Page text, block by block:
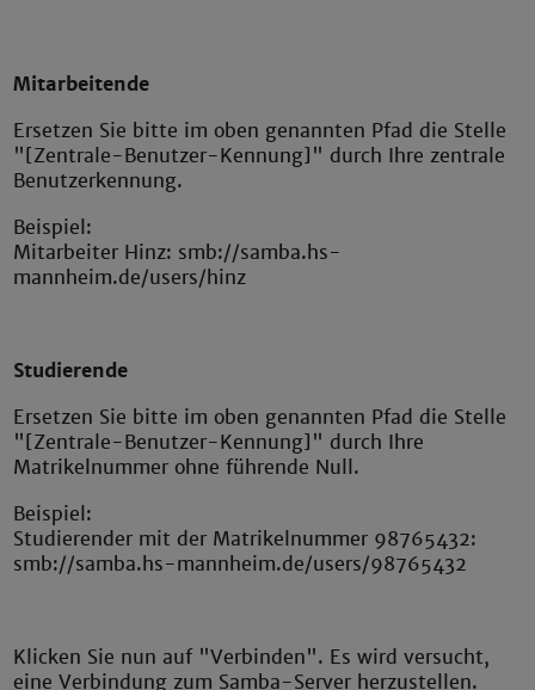
Mitarbeitende
Ersetzen Sie bitte im oben genannten Pfad die Stelle
"[Zentrale-Benutzer-Kennung]" durch Ihre zentrale
Benutzerkennung.
Beispiel:
Mitarbeiter Hinz: smb://samba.hs-
mannheim.de/users/hinz
Studierende
Ersetzen Sie bitte im oben genannten Pfad die Stelle
"[Zentrale-Benutzer-Kennung]" durch Ihre
Matrikelnummer ohne führende Null.
Beispiel:
Studierender mit der Matrikelnummer 98765432:
smb://samba.hs-mannheim.de/users/98765432
Klicken Sie nun auf "Verbinden". Es wird versucht,
eine Verbindung zum Samba-Server herzustellen.